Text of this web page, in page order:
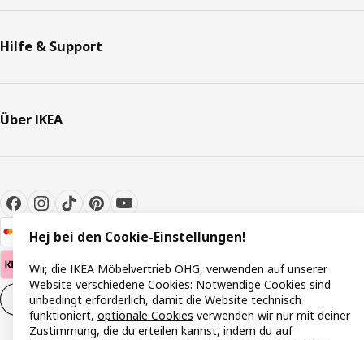
Hilfe & Support
Über IKEA
Cookie-Einstellungen DE
Hej bei den Cookie-Einstellungen!
Wir, die IKEA Möbelvertrieb OHG, verwenden auf unserer
Website verschiedene Cookies: Notwendige Cookies sind
unbedingt erforderlich, damit die Website technisch
funktioniert, optionale Cookies verwenden wir nur mit deiner
Zustimmung, die du erteilen kannst, indem du auf